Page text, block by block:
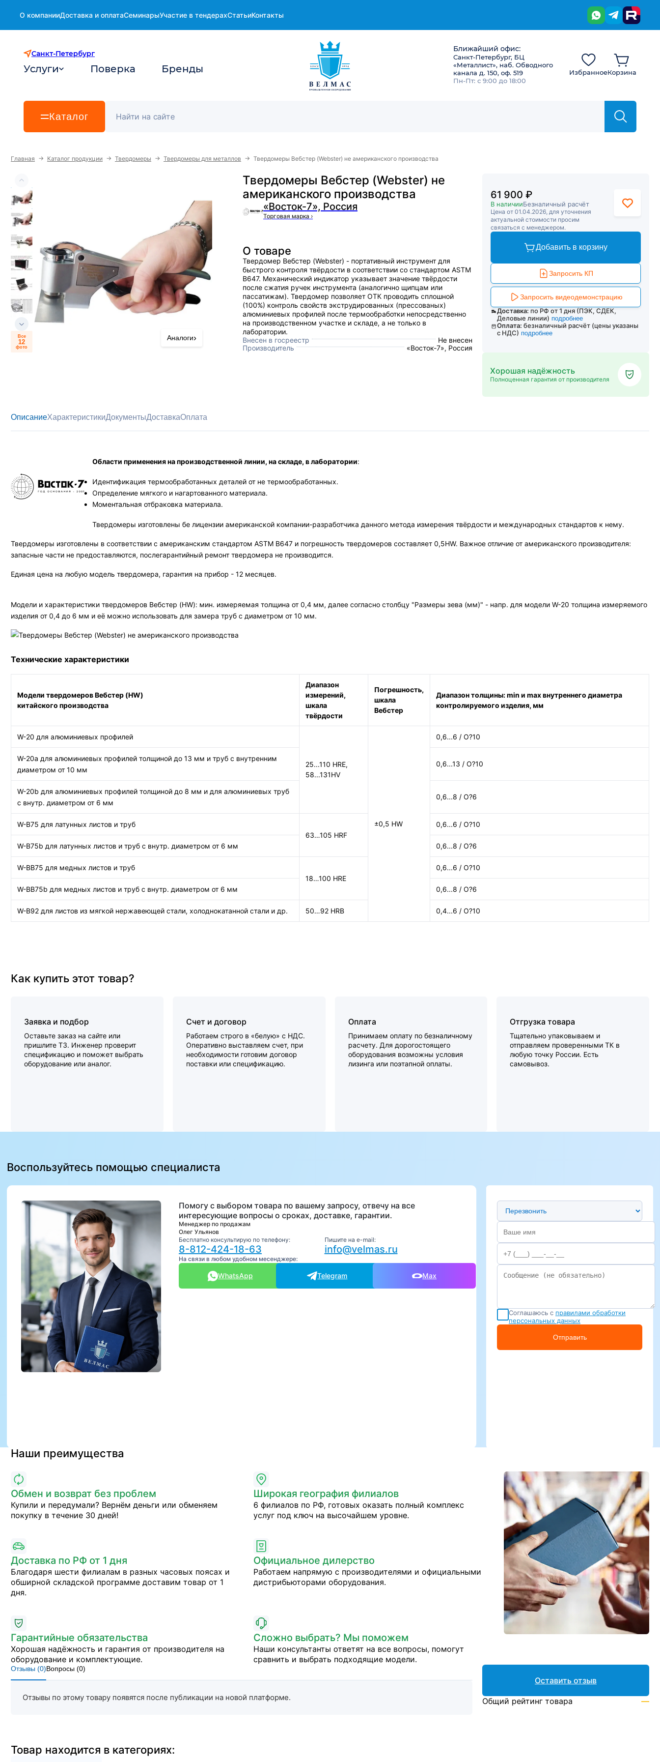
О компанииДоставка и оплатаСеминарыУчастие в тендерахСтатьиКонтакты
Санкт-Петербург
Услуги Поверка Бренды
Ближайший офис:
Санкт-Петербург, БЦ
«Металлист», наб. Обводного
канала д. 150, оф. 519
Пн-Пт: с 9:00 до 18:00
ИзбранноеКорзина
Каталог
Главная → Каталог продукции → Твердомеры → Твердомеры для металлов → Твердомеры Вебстер (Webster) не американского производства
Твердомеры Вебстер (Webster) не
американского производства
«Восток-7», Россия
Торговая марка ›
Все
12
фото
Аналоги›
О товаре
Твердомер Вебстер (Webster) - портативный инструмент для
быстрого контроля твёрдости в соответствии со стандартом ASTM
B647. Механический индикатор указывает значение твёрдости
после сжатия ручек инструмента (аналогично щипцам или
пассатижам). Твердомер позволяет ОТК проводить сплошной
(100%) контроль свойств экструдированных (прессованых)
алюминиевых профилей после термообработки непосредственно
на производственном участке и складе, а не только в
лаборатории.
Внесен в госреестр
Не внесен
Производитель
«Восток-7», Россия
61 900 ₽
В наличииБезналичный расчёт
Цена от 01.04.2026, для уточнения
актуальной стоимости просим
связаться с менеджером.
Добавить в корзину
Запросить КП
Запросить видеодемонстрацию
Доставка: по РФ от 1 дня (ПЭК, СДЕК,
Деловые линии) подробнее
Оплата: безналичный расчёт (цены указаны
с НДС) подробнее
Хорошая надёжность
Полноценная гарантия от производителя
ОписаниеХарактеристикиДокументыДоставкаОплата
Области применения на производственной линии, на складе, в лаборатории:
Идентификация термообработанных деталей от не термообработанных.
Определение мягкого и нагартованного материала.
Моментальная отбраковка материала.
Твердомеры изготовлены бе лицензии американской компании-разработчика данного метода измерения твёрдости и международных стандартов к нему.
Твердомеры изготовлены в соответствии с американским стандартом ASTM B647 и погрешность твердомеров составляет 0,5HW. Важное отличие от американского производителя:
запасные части не предоставляются, послегарантийный ремонт твердомера не производится.
Единая цена на любую модель твердомера, гарантия на прибор - 12 месяцев.
Модели и характеристики твердомеров Вебстер (HW): мин. измеряемая толщина от 0,4 мм, далее согласно столбцу "Размеры зева (мм)" - напр. для модели W-20 толщина измеряемого
изделия от 0,4 до 6 мм и её можно использовать для замера труб с диаметром от 10 мм.
Технические характеристики
Модели твердомеров Вебстер (HW)
китайского производства
Диапазон
измерений,
шкала
твёрдости
Погрешность,
шкала
Вебстер
Диапазон толщины: min и max внутреннего диаметра
контролируемого изделия, мм
W-20 для алюминиевых профилей
25...110 HRE,
58...131HV
±0,5 HW
0,6...6 / O?10
W-20a для алюминиевых профилей толщиной до 13 мм и труб с внутренним
диаметром от 10 мм
0,6...13 / O?10
W-20b для алюминиевых профилей толщиной до 8 мм и для алюминиевых труб
с внутр. диаметром от 6 мм
0,6...8 / O?6
W-B75 для латунных листов и труб
63…105 HRF
0,6...6 / O?10
W-B75b для латунных листов и труб с внутр. диаметром от 6 мм 0,6...8 / O?6
W-BB75 для медных листов и труб
18…100 HRE
0,6...6 / O?10
W-BB75b для медных листов и труб с внутр. диаметром от 6 мм 0,6...8 / O?6
W-B92 для листов из мягкой нержавеющей стали, холоднокатанной стали и др. 50…92 HRB 0,4...6 / O?10
Как купить этот товар?
Заявка и подбор
Оставьте заказ на сайте или
пришлите ТЗ. Инженер проверит
спецификацию и поможет выбрать
оборудование или аналог.
Счет и договор
Работаем строго в «белую» с НДС.
Оперативно выставляем счет, при
необходимости готовим договор
поставки или спецификацию.
Оплата
Принимаем оплату по безналичному
расчету. Для дорогостоящего
оборудования возможны условия
лизинга или поэтапной оплаты.
Отгрузка товара
Тщательно упаковываем и
отправляем проверенными ТК в
любую точку России. Есть
самовывоз.
Воспользуйтесь помощью специалиста
Помогу с выбором товара по вашему запросу, отвечу на все
интересующие вопросы о сроках, доставке, гарантии.
Менеджер по продажам
Олег Ульянов
Бесплатно консультирую по телефону:
8-812-424-18-63
Пишите на e-mail:
info@velmas.ru
На связи в любом удобном месенджере:
WhatsApp Telegram Max
Предпочтительный способ связи
Соглашаюсь с правилами обработки
персональных данных
Отправить
Наши преимущества
Обмен и возврат без проблем
Купили и передумали? Вернём деньги или обменяем
покупку в течение 30 дней!
Широкая география филиалов
6 филиалов по РФ, готовых оказать полный комплекс
услуг под ключ на высочайшем уровне.
Доставка по РФ от 1 дня
Благодаря шести филиалам в разных часовых поясах и
обширной складской программе доставим товар от 1
дня.
Официальное дилерство
Работаем напрямую с производителями и официальными
дистрибьюторами оборудования.
Гарантийные обязательства
Хорошая надёжность и гарантия от производителя на
оборудование и комплектующие.
Сложно выбрать? Мы поможем
Наши консультанты ответят на все вопросы, помогут
сравнить и выбрать подходящие модели.
Отзывы (0)Вопросы (0)
Отзывы по этому товару появятся после публикации на новой платформе.
Оставить отзыв
Общий рейтинг товара —
Товар находится в категориях: